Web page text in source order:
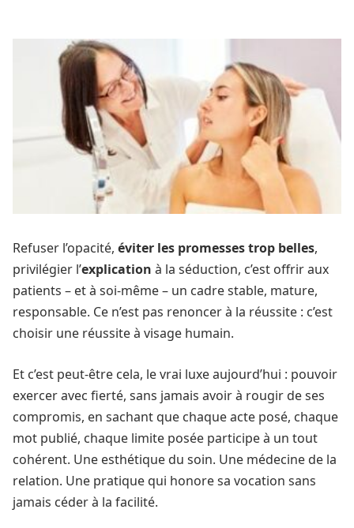
Refuser l’opacité, éviter les promesses trop belles,
privilégier l’explication à la séduction, c’est offrir aux
patients – et à soi-même – un cadre stable, mature,
responsable. Ce n’est pas renoncer à la réussite : c’est
choisir une réussite à visage humain.
Et c’est peut-être cela, le vrai luxe aujourd’hui : pouvoir
exercer avec fierté, sans jamais avoir à rougir de ses
compromis, en sachant que chaque acte posé, chaque
mot publié, chaque limite posée participe à un tout
cohérent. Une esthétique du soin. Une médecine de la
relation. Une pratique qui honore sa vocation sans
jamais céder à la facilité.